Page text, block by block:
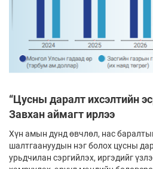
“Цусны даралт ихсэлтийн
Завхан аймагт ирлээ
Хүн амын дунд өвчлөл, нас
шалтгаануудын нэг болох цусны
урьдчилан сэргийлэх, иргэдийг